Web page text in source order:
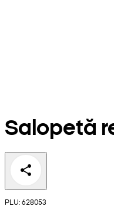
Salopetă
PLU: 628053